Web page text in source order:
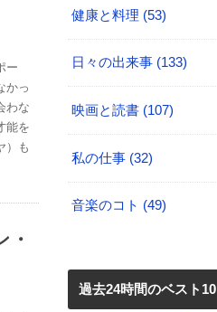
ー
かっ
わな
能を
）も
・
健康と料理 (53)
日々の出来事 (133)
映画と読書 (107)
私の仕事 (32)
音楽のコト (49)
過去24時間のベスト10